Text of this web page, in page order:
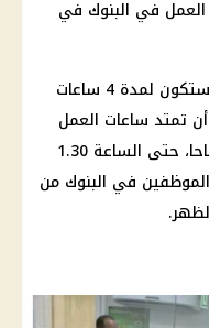
العمل في البنوك في
ستكون لمدة 4 ساعات
أن تمتد ساعات العمل
بالنسبة للجمهور من الساعة 9.30 صباحا، حتى الساعة 1.30
في البنوك من